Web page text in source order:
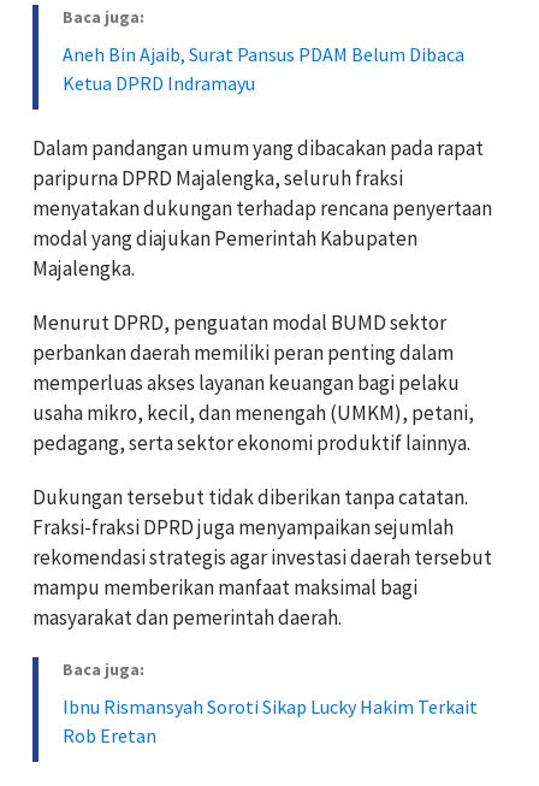
Baca juga:
Aneh Bin Ajaib, Surat Pansus PDAM Belum Dibaca
Ketua DPRD Indramayu
Dalam pandangan umum yang dibacakan pada rapat
paripurna DPRD Majalengka, seluruh fraksi
menyatakan dukungan terhadap rencana penyertaan
modal yang diajukan Pemerintah Kabupaten
Majalengka.
Menurut DPRD, penguatan modal BUMD sektor
perbankan daerah memiliki peran penting dalam
memperluas akses layanan keuangan bagi pelaku
usaha mikro, kecil, dan menengah (UMKM), petani,
pedagang, serta sektor ekonomi produktif lainnya.
Dukungan tersebut tidak diberikan tanpa catatan.
Fraksi-fraksi DPRD juga menyampaikan sejumlah
rekomendasi strategis agar investasi daerah tersebut
mampu memberikan manfaat maksimal bagi
masyarakat dan pemerintah daerah.
Baca juga:
Ibnu Rismansyah Soroti Sikap Lucky Hakim Terkait
Rob Eretan